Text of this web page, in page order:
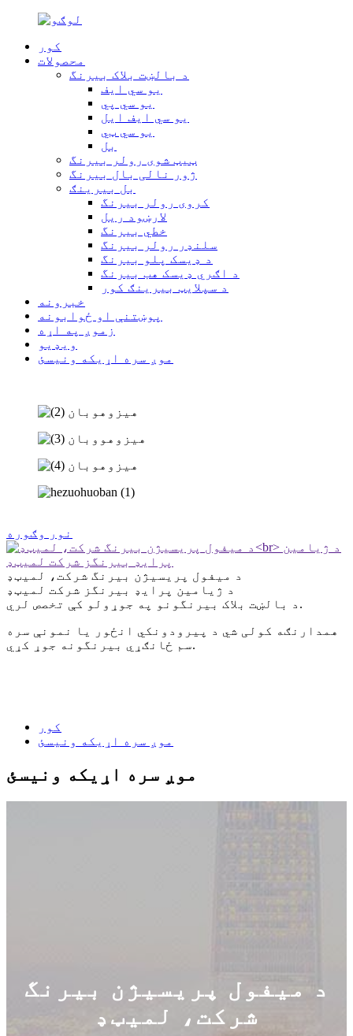
کور
محصولات
د بالښت بلاک بیرنگ
یو سي ایف
یو سي پي
یو سي ایف ایل
یو سي ټي
بل
ټیټ شوی رولر بیرنگ
ژور نالی بال بیرنگ
بل بیرینګ
کروی رولر بیرنگ
لارښود ریل
خطي بیرنگ
سلنډر رولر بیرنگ
د ډیسک پلو بیرنگ
د اګري ډیسک هب بیرنگ
د سپلایټ بیرینګ کور
خبرونه
پوښتنې او ځوابونه
زموږ په اړه
ویډیو
موږ سره اړیکه ونیسئ
نور وګوره
د میفول پریسیژن بیرنگ شرکت، لمیټډ
د ژیامین پرایډ بیرنگز شرکت لمیټډ
د بالښت بلاک بیرنگونو په جوړولو کې تخصص لري.
همدارنګه کولی شي د پیرودونکي انځور یا نمونې سره
سم ځانګړي بیرنگونه جوړ کړي.
کور
موږ سره اړیکه ونیسئ
موږ سره اړیکه ونیسئ
د میفول پریسیژن بیرنگ
شرکت، لمیټډ